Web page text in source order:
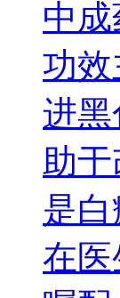
中
功
进
助
是
在